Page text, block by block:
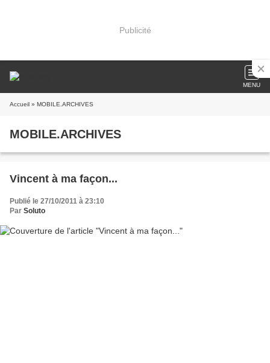
Publicité
MENU
Accueil » MOBILE.ARCHIVES
MOBILE.ARCHIVES
Vincent à ma façon...
Publié le 27/10/2011 à 23:10
Par Soluto